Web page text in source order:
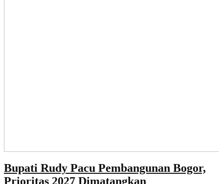
Bupati Rudy Pacu Pembangunan Bogor,
Prioritas 2027 Dimatangkan